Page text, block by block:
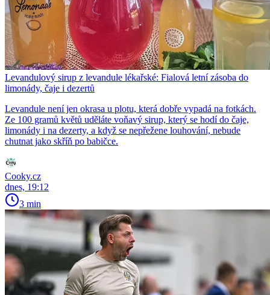
Levandulový sirup z levandule lékařské: Fialová letní zásoba do
limonády, čaje i dezertů
Levandule není jen okrasa u plotu, která dobře vypadá na fotkách.
Ze 100 gramů květů uděláte voňavý sirup, který se hodí do čaje,
limonády i na dezerty, a když se nepřežene louhování, nebude
chutnat jako skříň po babičce.
Cooky.cz
dnes, 19:12
3 min